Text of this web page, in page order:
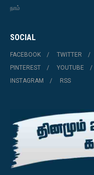
நாம்
SOCIAL
FACEBOOK
TWITTER
PINTEREST
YOUTUBE
INSTAGRAM
RSS